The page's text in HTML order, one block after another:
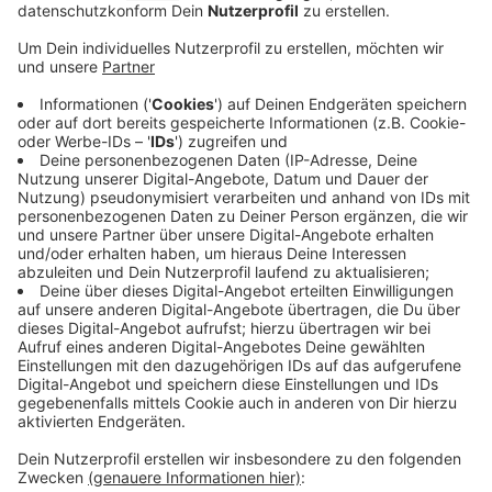
Anzeige
Seit gestern finden die praktischen und mündlichen
Ausbildungsprüfungen, Sach- und Fachkundeprüfungen
und Prüfungen im Verkehrsbereich wieder statt. Mitte
Juni wird die IHK dann die schriftlichen
Ausbildungsprüfungen nachholen. Prüflinge, die für die
Abschlussprüfung 1 im Frühjahr angemeldet waren,
können diese im Herbst nachholen. Fortbildungs-
Prüfungen starten Anfang Juni wieder und die, wegen
der Corona-Einschränkungen ausgefallenen,
Fortbildungsprüfungen werden ab Ende Juni bis
August nachgeholt. Die IHK will jeden ihrer Prüflinge
über die Termine schriftlich informiert.
Anzeige